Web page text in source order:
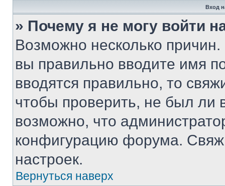
Вход
» Почему я не могу войти
Возможно несколько
вы правильно вводите имя
вводятся правильно, то
чтобы проверить, не был ли
возможно, что
конфигурацию форума.
настроек.
Вернуться наверх